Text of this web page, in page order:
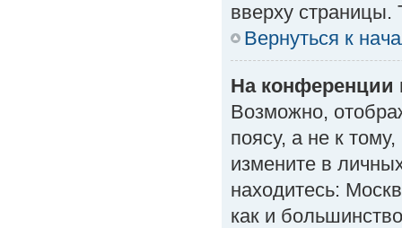
вверху страницы.
Вернуться к
На конференции
Возможно,
поясу, а не к
измените в
находитесь:
как и